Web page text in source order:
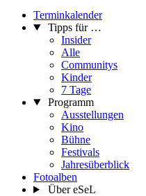
Terminkalender
Tipps für …
Insider
Alle
Communitys
Kinder
7 Tage
Programm
Ausstellungen
Kino
Bühne
Festivals
Jahresüberblick
Fotoalben
Über eSeL